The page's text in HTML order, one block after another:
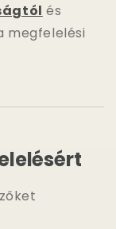
és
megfelelési